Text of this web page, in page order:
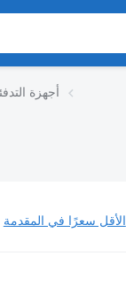
أجهزة
الأقل سعرًا في المقدمة